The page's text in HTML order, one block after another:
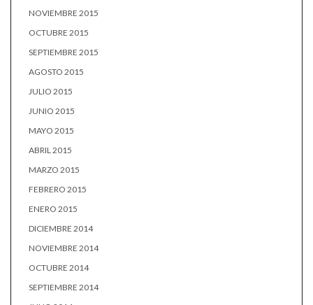
NOVIEMBRE 2015
OCTUBRE 2015
SEPTIEMBRE 2015
AGOSTO 2015
JULIO 2015
JUNIO 2015
MAYO 2015
ABRIL 2015
MARZO 2015
FEBRERO 2015
ENERO 2015
DICIEMBRE 2014
NOVIEMBRE 2014
OCTUBRE 2014
SEPTIEMBRE 2014